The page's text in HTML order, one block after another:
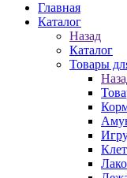
Главная
Каталог
Назад
Каталог
Товары